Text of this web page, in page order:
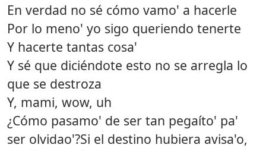
En verdad no sé cómo vamo' a hacerle
Por lo meno' yo sigo queriendo tenerte
Y hacerte tantas cosa'
Y sé que diciéndote esto no se arregla lo
que se destroza
Y, mami, wow, uh
¿Cómo pasamo' de ser tan pegaíto' pa'
ser olvidao'?Si el destino hubiera avisa'o,